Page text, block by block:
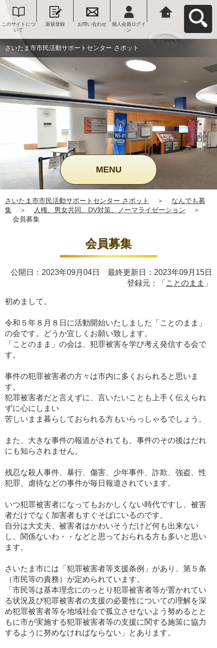
このサイトにつ
いて
新規登録 お問い合わせ
個人会員ログイ
ン
ンター さポット
へ戻る
さいたま市市民活動サポートセンター さポット
MENU
さいたま市市民活動サポートセンター さポット ＞
なんでも募
集
＞ 人権、男女共同、DV対策、ノーマライゼーション
＞
会員募集
会員募集
公開日：2023年09月04日 最終更新日：2023年09月15日
登録元：「 ことのまま 」
初めまして。
令和５年８月８日に活動開始いたしました「ことのまま」
の会です。どうか宜しくお願い致します。
「ことのまま」の会は、犯罪被害を学び考え発信する会で
す。
事件の犯罪被害者の方々は市内に多くおられると思いま
す。
犯罪被害者だと言えずに、言いたいことも上手く伝えられ
ずに心にしまい
苦しいまま暮らしておられる方もいらっしゃるでしょう。
また、大きな事件の報道がされても、事件のその後はだれ
にも知らされません。
残忍な殺人事件、暴行、傷害、少年事件、詐欺、強盗、性
犯罪、虐待などの事件が毎日報道されています。
いつ犯罪被害者になってもおかしくない時代ですし、被害
者だけでなく加害者もすぐそばにいるのです。
自分は大丈夫、被害者はかわいそうだけど何も出来ない
し、関係ないわ・・などと思っておられる方も多いと思い
ます。
さいたま市には「犯罪被害者等支援条例」があり、第５条
（市民等の責務）が定められています。
「市民等は基本理念にのっとり犯罪被害者等が置かれてい
る状況及び犯罪被害者の支援の必要性についての理解を深
め犯罪被害者等を地域社会で孤立させないよう努めるとと
もに市が実施する犯罪被害者等の支援に関する施策に協力
するように努めなければならない」とあります。